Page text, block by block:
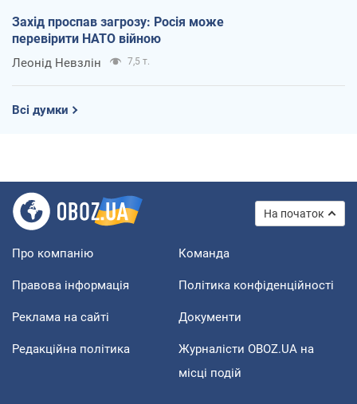
Захід проспав загрозу: Росія може
перевірити НАТО війною
Леонід Невзлін 7,5 т.
Всі думки
На початок
Про компанію Команда
Правова інформація Політика конфіденційності
Реклама на сайті Документи
Редакційна політика
Журналісти OBOZ.UA на
місці подій